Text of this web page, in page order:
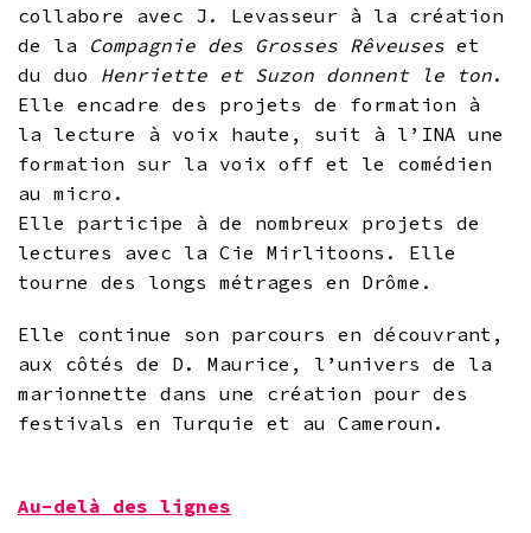
collabore avec J. Levasseur à la création
de la Compagnie des Grosses Rêveuses et
du duo Henriette et Suzon donnent le ton.
Elle encadre des projets de formation à
la lecture à voix haute, suit à l’INA une
formation sur la voix off et le comédien
au micro.
Elle participe à de nombreux projets de
lectures avec la Cie Mirlitoons. Elle
tourne des longs métrages en Drôme.
Elle continue son parcours en découvrant,
aux côtés de D. Maurice, l’univers de la
marionnette dans une création pour des
festivals en Turquie et au Cameroun.
Au-delà des lignes